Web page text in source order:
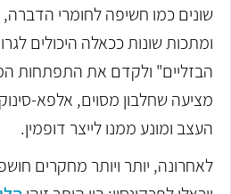
שונים כמו חשיפה לחומרי
ומתכות שונות ככאלה היכולים
הבזליים" ולקדם את התפתחות
מציעה שחלבון מסוים, אלפא-
העצב ומונע ממנו לייצר דופמין.
לאחרונה, יותר ויותר מחקרים